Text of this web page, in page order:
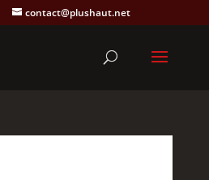
contact@plushaut.net